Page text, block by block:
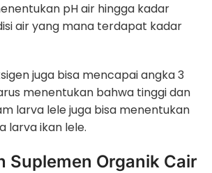
pH air hingga kadar
air yang mana terdapat kadar
juga bisa mencapai angka 3
menentukan bahwa tinggi dan
larva lele juga bisa menentukan
larva ikan lele.
Suplemen Organik Cair